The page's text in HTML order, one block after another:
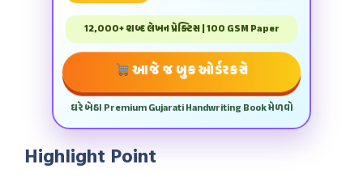
12,000+ શબ્દ લેખન પ્રેક્ટિસ | 100 GSM Paper
આજે જ બુક ઓર્ડર કરો
ઘરે બેઠા Premium Gujarati Handwriting Book મેળવો
Highlight Point